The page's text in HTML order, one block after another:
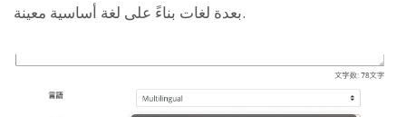
بعدة لغات بناءً على لغة أساسية معينة.